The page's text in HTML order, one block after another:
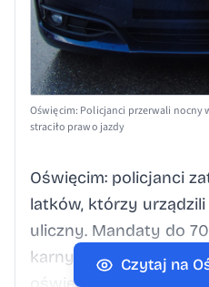
Oświęcim: Policjanci przerwali nocny
straciło prawo jazdy
Oświęcim: policjanci
latków, którzy
uliczny. Mandaty do
karnych i utrata prawa
Czytaj na